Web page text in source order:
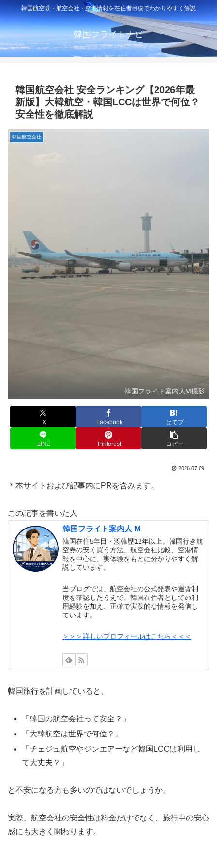
韓国航空券・航空会社・空港情報を在住者目線でわかりやすく解説
韓国フライトナビ
韓国航空会社 安全ランキング【2026年最
新版】大韓航空・韓国LCCは世界で何位？
安全性を徹底解説
韓国航空会社
韓国フライト案内人M撮影
X Facebook はてブ
LINE Pinterest コピー
2026.07.09
＊本サイトおよび記事内にPRを含みます。
この記事を書いた人
韓国フライト案内人 M
韓国在住5年目・渡韓歴12年以上。韓国行き航
空券の安く買う方法、航空会社比較、空港情
報を中心に、実体験をもとに分かりやすく解
説しています。
当ブログでは、航空会社の公式発表や運賃制
度を確認したうえで、韓国在住者としての利
用経験を加え、正確で実践的な情報を発信し
ています。
＞＞＞詳しいプロフィールはこちら＜＜＜
韓国旅行を計画していると、
「韓国の航空会社って安全？」
「大韓航空は世界で何位？」
「チェジュ航空やジンエアーなど韓国LCCは利用し
て大丈夫？」
と不安になる方も多いのではないでしょうか。
実際、航空会社の安全性は料金だけでなく、旅行中の安心
感にも大きく関わります。